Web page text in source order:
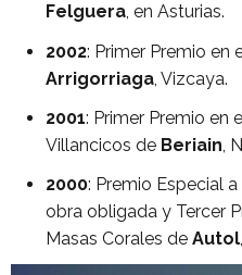
Felguera, en Asturias.
2002: Primer Premio en
Arrigorriaga , Vizcaya.
2001: Primer Premio en
Villancicos de Beriain ,
2000: Premio Especial
obra obligada y Tercer
Masas Corales de Autol